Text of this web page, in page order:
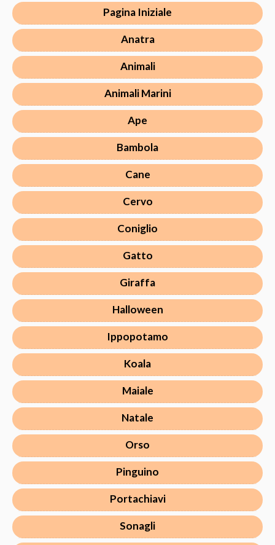
Pagina Iniziale
Anatra
Animali
Animali Marini
Ape
Bambola
Cane
Cervo
Coniglio
Gatto
Giraffa
Halloween
Ippopotamo
Koala
Maiale
Natale
Orso
Pinguino
Portachiavi
Sonagli